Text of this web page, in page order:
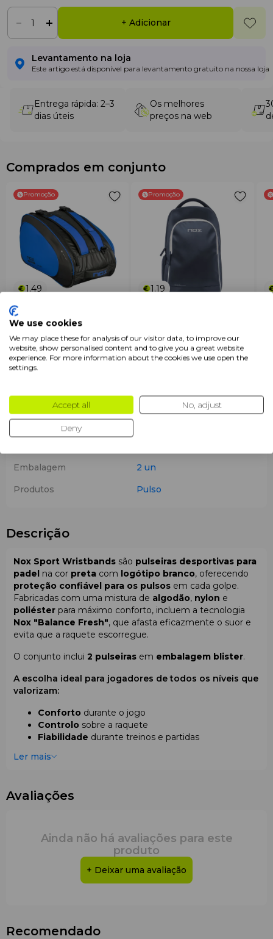
+ Adicionar
Levantamento na loja
Este artigo está disponível para levantamento gratuito na nossa loja
Entrega rápida: 2–3
dias úteis
Os melhores
preços na web
Comprados em conjunto
Promoção
1.49
Nox Padelbag ML10 Team
Blue
€ 49.95
€ 69.95
+ Adicionar
Promoção
1.19
€ 39.95
€ 54.94
+ Adicionar
Marca
Embalagem
2 un
Produtos
Pulso
Descrição
Nox Sport Wristbands são pulseiras desportivas para
padel na cor preta com logótipo branco, oferecendo
proteção confiável para os pulsos em cada golpe.
Fabricadas com uma mistura de algodão, nylon e
poliéster para máximo conforto, incluem a tecnologia
Nox "Balance Fresh", que afasta eficazmente o suor e
evita que a raquete escorregue.
O conjunto inclui 2 pulseiras em embalagem blister.
A escolha ideal para jogadores de todos os níveis que
valorizam:
Conforto durante o jogo
Controlo sobre a raquete
Fiabilidade durante treinos e partidas
Ler mais
Avaliações
Ainda não há avaliações para este
produto
+ Deixar uma avaliação
Recomendado
We use cookies
We may place these for analysis of our visitor data, to improve our
website, show personalised content and to give you a great website
experience. For more information about the cookies we use open the
settings.
Accept all No, adjust
Deny